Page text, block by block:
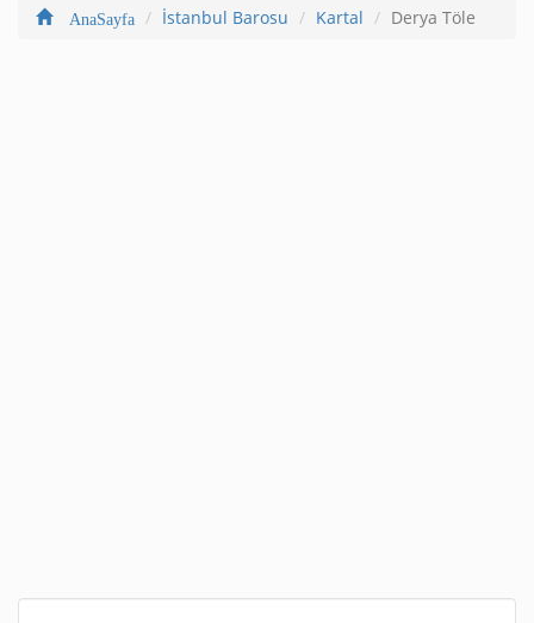
AnaSayfa İstanbul Barosu Kartal Derya Töle